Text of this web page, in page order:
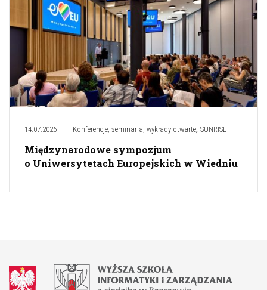
14.07.2026 Konferencje, seminaria, wykłady otwarte, SUNRISE
Międzynarodowe sympozjum
o Uniwersytetach Europejskich w Wiedniu